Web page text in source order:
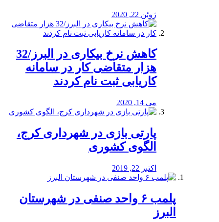
ژوئن 22, 2020
کاهش نرخ بیکاری در البرز/32
هزار متقاضی کار در سامانه
کاریابی ثبت نام کردند
می 14, 2020
پارتی بازی در شهرداری کرج،
الگوی کشوری
اکتبر 22, 2019
پلمب ۶ واحد صنفی در شهرستان
البرز